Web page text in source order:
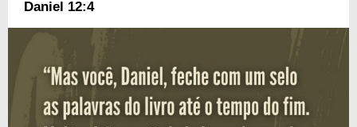
Daniel 12:4